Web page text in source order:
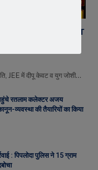
प्रदर्शन, 2 छात्र NEET
JEE में दीपू केवट व युग जोशी…
पहुंचे रतलाम कलेक्टर अजय
व्यवस्था की तैयारियों का किया
: पिपलोदा पुलिस ने 15 ग्राम